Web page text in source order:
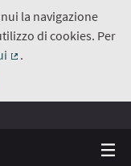
la navigazione
di cookies. Per
.